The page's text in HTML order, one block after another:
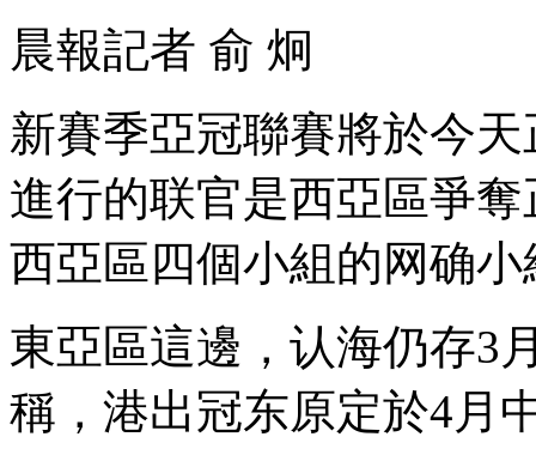
晨報記者 俞 炯
新賽季亞冠聯賽將於今天
進行的联官是西亞區爭奪
西亞區四個小組的网确小
東亞區這邊，认海仍存
稱 ，港出冠东原定於